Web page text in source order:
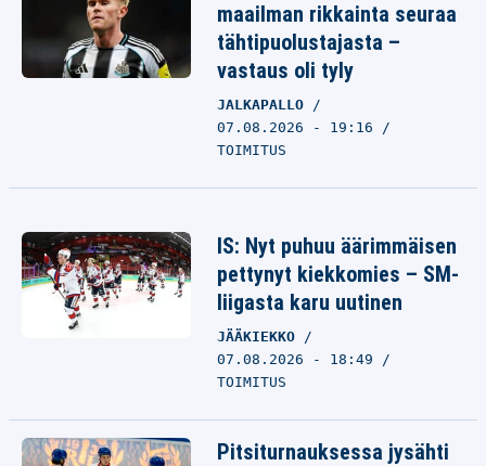
maailman rikkainta seuraa
tähtipuolustajasta –
vastaus oli tyly
JALKAPALLO
07.08.2026 - 19:16
TOIMITUS
IS: Nyt puhuu äärimmäisen
pettynyt kiekkomies – SM-
liigasta karu uutinen
JÄÄKIEKKO
07.08.2026 - 18:49
TOIMITUS
Pitsiturnauksessa jysähti